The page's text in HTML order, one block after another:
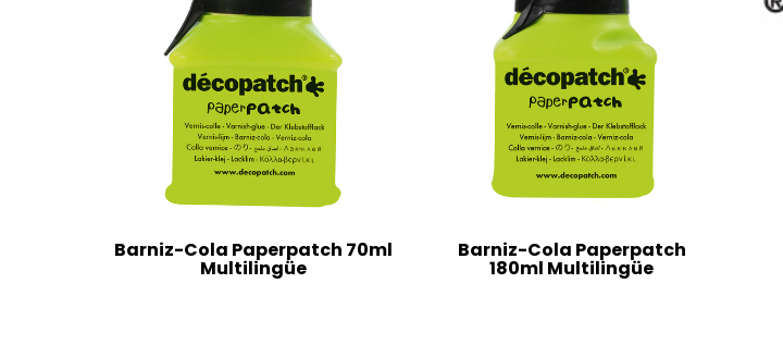
Barniz-Cola Paperpatch 70ml
Multilingüe
Barniz-Cola Paperpatch
180ml Multilingüe